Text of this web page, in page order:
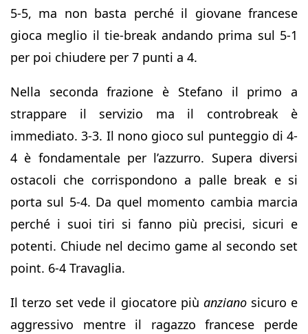
5-5, ma non basta perché il giovane francese
gioca meglio il tie-break andando prima sul 5-1
per poi chiudere per 7 punti a 4.
Nella seconda frazione è Stefano il primo a
strappare il servizio ma il controbreak è
immediato. 3-3. Il nono gioco sul punteggio di 4-
4 è fondamentale per l’azzurro. Supera diversi
ostacoli che corrispondono a palle break e si
porta sul 5-4. Da quel momento cambia marcia
perché i suoi tiri si fanno più precisi, sicuri e
potenti. Chiude nel decimo game al secondo set
point. 6-4 Travaglia.
Il terzo set vede il giocatore più anzianosicuro e
aggressivo mentre il ragazzo francese perde